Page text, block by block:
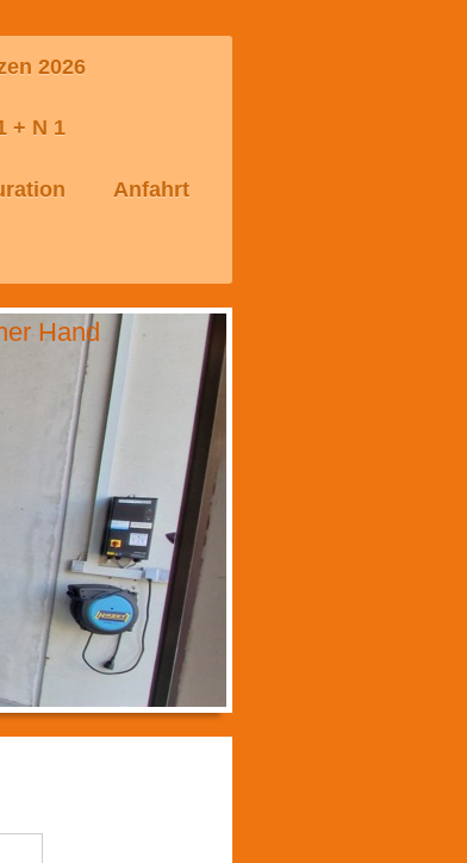
2026
+ N 1
Anfahrt
Hand